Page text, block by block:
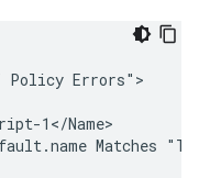
Policy Errors">
1</Name>
Matches